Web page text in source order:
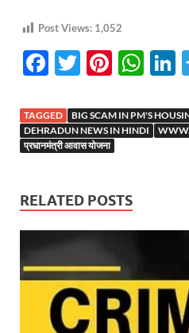
Post Views: 1,052
F
e
b
o
k
T
itt
er
Pi
er
es
W
at
s
k
e
TAGGED
BIG SCAM IN PM'S
DEHRADUN NEWS IN HINDI
प्रधानमंत्री आवास योजना
RELATED POSTS